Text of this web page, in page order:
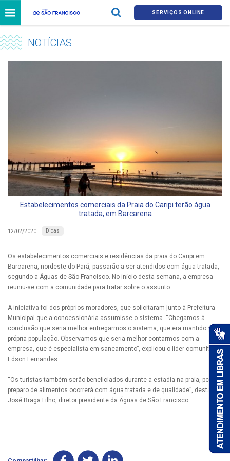
SERVIÇOS ONLINE
NOTÍCIAS
Estabelecimentos comerciais da Praia do Caripi terão água
tratada, em Barcarena
12/02/2020 Dicas
Os estabelecimentos comerciais e residências da praia do Caripi em
Barcarena, nordeste do Pará, passarão a ser atendidos com água tratada,
segundo a Águas de São Francisco. No início desta semana, a empresa
reuniu-se com a comunidade para tratar sobre o assunto.
A iniciativa foi dos próprios moradores, que solicitaram junto à Prefeitura
Municipal que a concessionária assumisse o sistema. “Chegamos à
conclusão que seria melhor entregarmos o sistema, que era mantido pela
própria população. Observamos que seria melhor contarmos com a
empresa, que é especialista em saneamento”, explicou o líder comunitário
Edson Fernandes.
“Os turistas também serão beneficiados durante a estadia na praia, pois o
preparo de alimentos ocorrerá com água tratada e de qualidade”, destaca
José Braga Filho, diretor presidente da Águas de São Francisco.